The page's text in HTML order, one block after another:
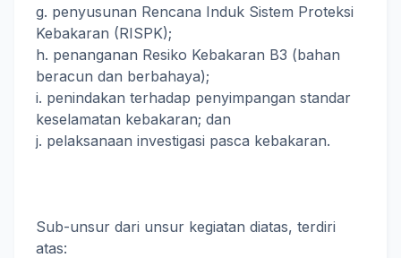
g. penyusunan Rencana Induk Sistem Proteksi
Kebakaran (RISPK);
h. penanganan Resiko Kebakaran B3 (bahan
beracun dan berbahaya);
i. penindakan terhadap penyimpangan standar
keselamatan kebakaran; dan
j. pelaksanaan investigasi pasca kebakaran.
Sub-unsur dari unsur kegiatan diatas, terdiri
atas: